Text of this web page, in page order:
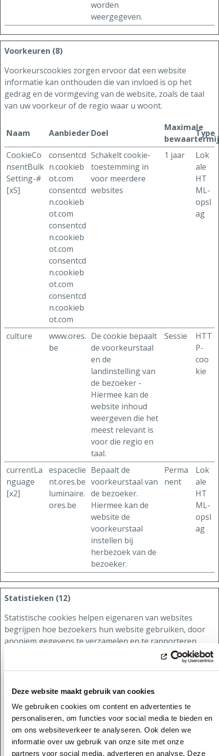
Deze website maakt gebruik van cookies
We gebruiken cookies om content en advertenties te
personaliseren, om functies voor social media te bieden en
om ons websiteverkeer te analyseren. Ook delen we
informatie over uw gebruik van onze site met onze
partners voor social media, adverteren en analyse. Deze
worden
weergegeven.
Voorkeuren (8)
Voorkeurscookies zorgen ervoor dat een website
informatie kan onthouden die van invloed is op het
gedrag en de vormgeving van de website, zoals de taal
van uw voorkeur of de regio waar u woont.
Naam AanbiederDoel
Maximale
Type
CookieCo
nsentBulk
Setting-#
[x5]
consentcd
n.cookieb
ot.com
consentcd
n.cookieb
ot.com
consentcd
n.cookieb
ot.com
consentcd
n.cookieb
ot.com
consentcd
n.cookieb
ot.com
Schakelt cookie-
toestemming in
voor meerdere
websites
1 jaar
Lok
ale
HT
ML-
opsl
ag
culture
www.ores.
be
De cookie bepaalt
de voorkeurstaal
en de
landinstelling van
de bezoeker -
Hiermee kan de
website inhoud
weergeven die het
meest relevant is
voor die regio en
taal.
Sessie
HTT
P-
coo
kie
currentLa
nguage
[x2]
espaceclie
nt.ores.be
luminaire.
ores.be
Bepaalt de
voorkeurstaal van
de bezoeker.
Hiermee kan de
website de
voorkeurstaal
instellen bij
herbezoek van de
bezoeker.
Perma
nent
Lok
ale
HT
ML-
opsl
ag
Statistieken (12)
Statistische cookies helpen eigenaren van websites
begrijpen hoe bezoekers hun website gebruiken, door
anoniem gegevens te verzamelen en te rapporteren.
Naam AanbiederDoel
Maximale
Type
_ga ores.be
Registreert een
uniek ID die wordt
gebruikt om
statistische
gegevens te
genereren over